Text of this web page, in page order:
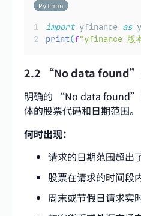
Python
import yfinance as
print(f"yfinance 版
2.2 “No data found”
明确的 “No data found”
体的股票代码和日期范围。
何时出现：
请求的日期范围超出
股票在请求的时间段
周末或节假日请求实